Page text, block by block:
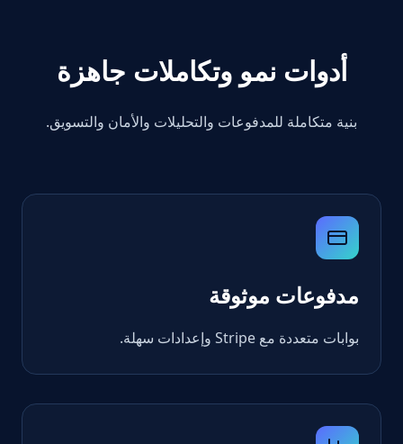
أدوات نمو وتكاملات جاهزة
بنية متكاملة للمدفوعات والتحليلات والأمان والتسويق.
مدفوعات موثوقة
بوابات متعددة مع Stripe وإعدادات سهلة.